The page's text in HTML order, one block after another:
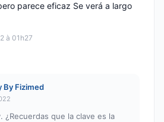
à 01h27
parece eficaz Se verá a largo
By Fizimed
¿Recuerdas que la clave es la